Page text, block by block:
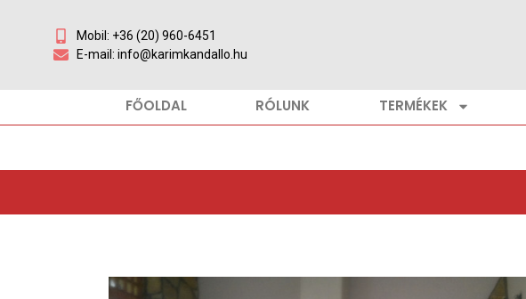
Mobil: +36 (20) 960-6451
E-mail: info@karimkandallo.hu
FŐOLDAL RÓLUNK TERMÉKEK